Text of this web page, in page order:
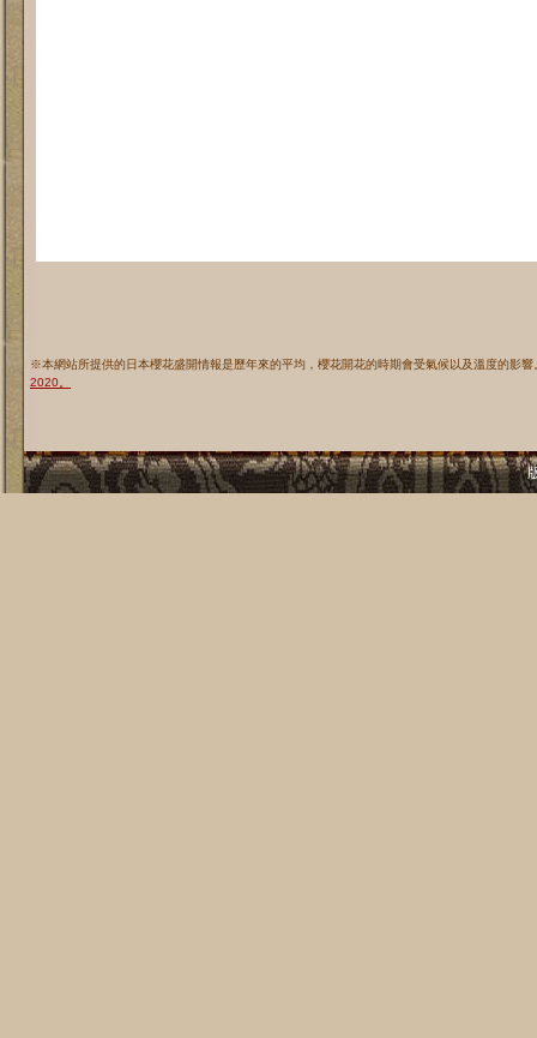
※本網站所提供的日本櫻花盛開情報是歷年來的平均，櫻花開花的時期會受氣候以及溫度的影
2020。